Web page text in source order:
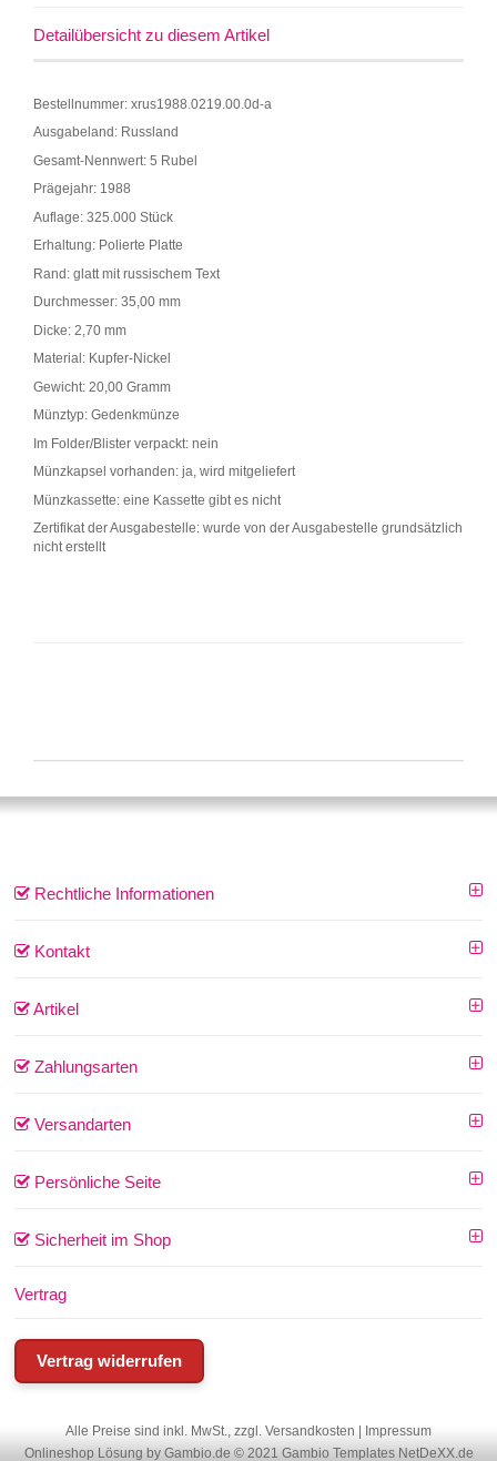
Detailübersicht zu diesem Artikel
Bestellnummer: xrus1988.0219.00.0d-a
Ausgabeland: Russland
Gesamt-Nennwert: 5 Rubel
Prägejahr: 1988
Auflage: 325.000 Stück
Erhaltung: Polierte Platte
Rand: glatt mit russischem Text
Durchmesser: 35,00 mm
Dicke: 2,70 mm
Material: Kupfer-Nickel
Gewicht: 20,00 Gramm
Münztyp: Gedenkmünze
Im Folder/Blister verpackt: nein
Münzkapsel vorhanden: ja, wird mitgeliefert
Münzkassette: eine Kassette gibt es nicht
Zertifikat der Ausgabestelle: wurde von der Ausgabestelle grundsätzlich
nicht erstellt
Rechtliche Informationen
Kontakt
Artikel
Zahlungsarten
Versandarten
Persönliche Seite
Sicherheit im Shop
Vertrag
Vertrag widerrufen
Alle Preise sind inkl. MwSt., zzgl. Versandkosten | Impressum
Onlineshop Lösung by Gambio.de © 2021 Gambio Templates NetDeXX.de